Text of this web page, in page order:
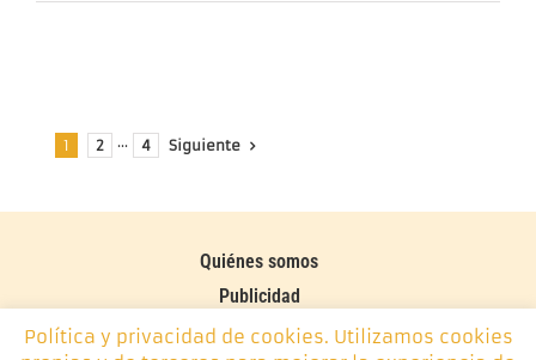
1 2 ··· 4 Siguiente
Quiénes somos
Publicidad
Contacto
Política y privacidad de cookies. Utilizamos cookies